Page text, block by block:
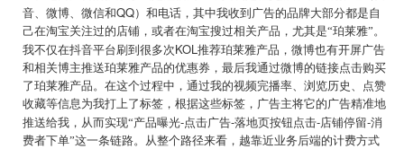
音、微博、微信和QQ）和电话，其中我收到广告的品牌大部分都是自
己在淘宝关注过的店铺，或者在淘宝搜过相关产品，尤其是“珀莱雅”。
我不仅在抖音平台刷到很多次KOL推荐珀莱雅产品，微博也有开屏广告
和相关博主推送珀莱雅产品的优惠券，最后我通过微博的链接点击购买
了珀莱雅产品。在这个过程中，通过我的视频完播率、浏览历史、点赞
收藏等信息为我打上了标签，根据这些标签，广告主将它的广告精准地
推送给我，从而实现“产品曝光-点击广告-落地页按钮点击-店铺停留-消
费者下单”这一条链路。从整个路径来看，越靠近业务后端的计费方式